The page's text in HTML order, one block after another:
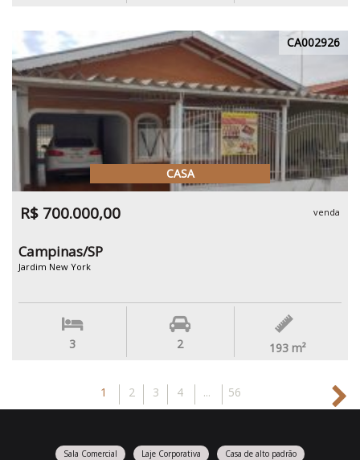
CA002926
CASA
R$ 700.000,00 venda
Campinas/SP
Jardim New York
3 2 193 m²
1 2 3 4 ... 56
Sala Comercial Laje Corporativa Casa de alto padrão